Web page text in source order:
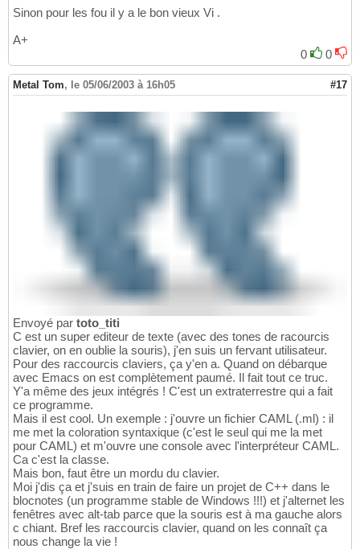
Sinon pour les fou il y a le bon vieux Vi .
A+
0
0
Metal Tom, le 05/06/2003 à 16h05 #17
Envoyé par toto_titi
C est un super editeur de texte (avec des tones de racourcis
clavier, on en oublie la souris), j'en suis un fervant utilisateur.
Pour des raccourcis claviers, ça y'en a. Quand on débarque
avec Emacs on est complètement paumé. Il fait tout ce truc.
Y'a même des jeux intégrés ! C'est un extraterrestre qui a fait
ce programme.
Mais il est cool. Un exemple : j'ouvre un fichier CAML (.ml) : il
me met la coloration syntaxique (c'est le seul qui me la met
pour CAML) et m'ouvre une console avec l'interpréteur CAML.
Ca c'est la classe.
Mais bon, faut être un mordu du clavier.
Moi j'dis ça et j'suis en train de faire un projet de C++ dans le
blocnotes (un programme stable de Windows !!!) et j'alternet les
fenêtres avec alt-tab parce que la souris est à ma gauche alors
c chiant. Bref les raccourcis clavier, quand on les connaît ça
nous change la vie !